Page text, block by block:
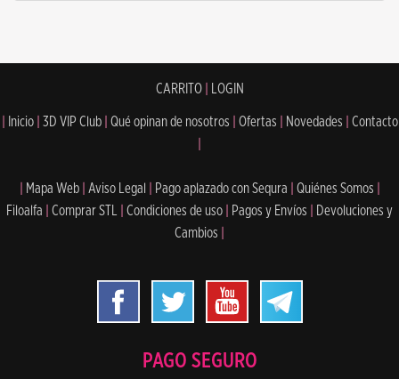
CARRITO| LOGIN
Inicio 3D VIP Club Qué opinan de nosotros Ofertas Novedades
Contacto
Mapa Web Aviso Legal Pago aplazado con Sequra Quiénes Somos
Filoalfa
Comprar STL Condiciones de uso Pagos y Envíos
Devoluciones y
Cambios
PAGO SEGURO